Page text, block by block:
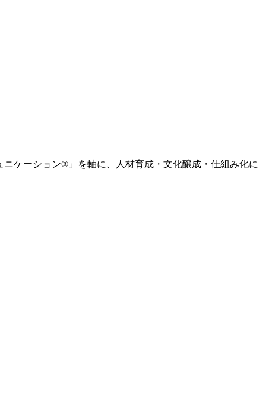
ケーション®」を軸に、人材育成・文化醸成・仕組み化に